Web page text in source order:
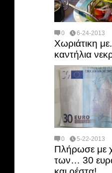
0 6-24-2013
Χωριάτικη
καντήλια
0 5-22-2013
Πλήρωσε με
των… 30